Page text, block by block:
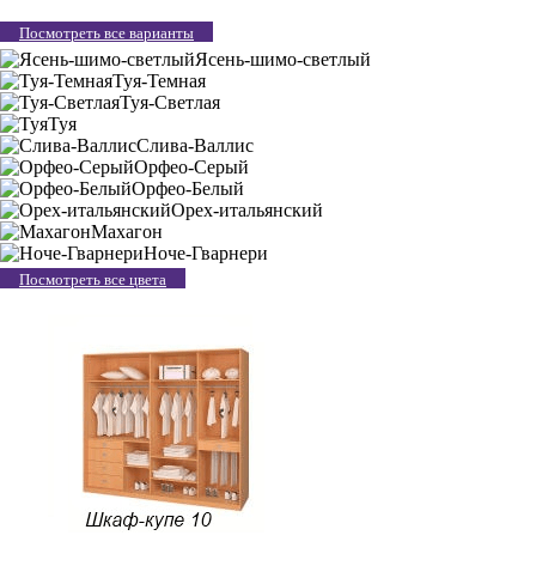
Посмотреть все варианты
Ясень-шимо-светлый
Туя-Темная
Туя-Светлая
Туя
Слива-Валлис
Орфео-Серый
Орфео-Белый
Орех-итальянский
Махагон
Ноче-Гварнери
Посмотреть все цвета